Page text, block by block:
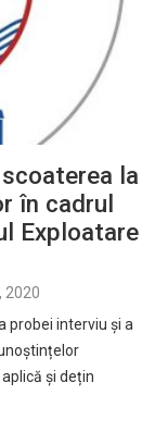
la
în cadrul
Exploatare
2020
probei interviu şi a
și dețin